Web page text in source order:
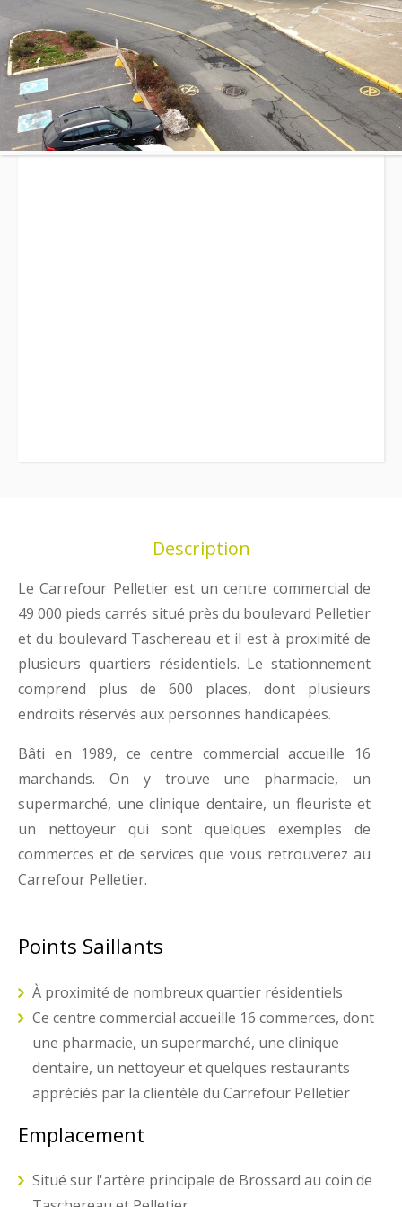
Description
Le Carrefour Pelletier est un centre commercial de
49 000 pieds carrés situé près du boulevard Pelletier
et du boulevard Taschereau et il est à proximité de
plusieurs quartiers résidentiels. Le stationnement
comprend plus de 600 places, dont plusieurs
endroits réservés aux personnes handicapées.
Bâti en 1989, ce centre commercial accueille 16
marchands. On y trouve une pharmacie, un
supermarché, une clinique dentaire, un fleuriste et
un nettoyeur qui sont quelques exemples de
commerces et de services que vous retrouverez au
Carrefour Pelletier.
Points Saillants
À proximité de nombreux quartier résidentiels
Ce centre commercial accueille 16 commerces, dont
une pharmacie, un supermarché, une clinique
dentaire, un nettoyeur et quelques restaurants
appréciés par la clientèle du Carrefour Pelletier
Emplacement
Situé sur l'artère principale de Brossard au coin de